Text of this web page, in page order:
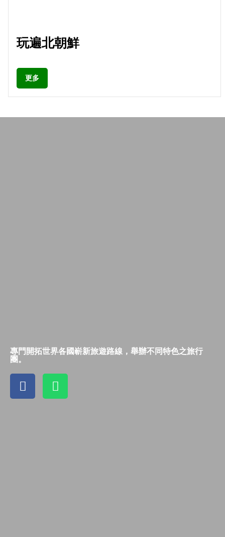
玩遍北朝鮮
更多
專門開拓世界各國嶄新旅遊路線，舉辦不同特色之旅行
團。